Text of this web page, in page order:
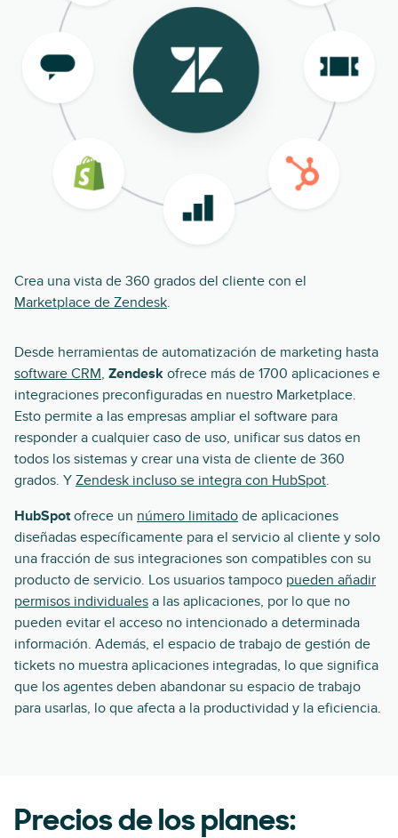
Crea una vista de 360 grados del cliente con el
Marketplace de Zendesk.
Desde herramientas de automatización de marketing hasta
software CRM, Zendesk ofrece más de 1700 aplicaciones e
integraciones preconfiguradas en nuestro Marketplace.
Esto permite a las empresas ampliar el software para
responder a cualquier caso de uso, unificar sus datos en
todos los sistemas y crear una vista de cliente de 360
grados. Y Zendesk incluso se integra con HubSpot.
HubSpotofrece un número limitado de aplicaciones
diseñadas específicamente para el servicio al cliente y solo
una fracción de sus integraciones son compatibles con su
producto de servicio. Los usuarios tampoco pueden añadir
permisos individuales a las aplicaciones, por lo que no
pueden evitar el acceso no intencionado a determinada
información. Además, el espacio de trabajo de gestión de
tickets no muestra aplicaciones integradas, lo que significa
que los agentes deben abandonar su espacio de trabajo
para usarlas, lo que afecta a la productividad y la eficiencia.
Precios de los planes: